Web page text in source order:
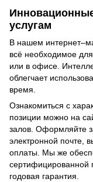
услугам
В нашем
всё необходимое
или в офисе.
облегчает
время.
Ознакомиться с
позиции можно на
залов. Оформляйте
электронной почте,
оплаты. Мы же
сертифицированной
годовая гарантия.